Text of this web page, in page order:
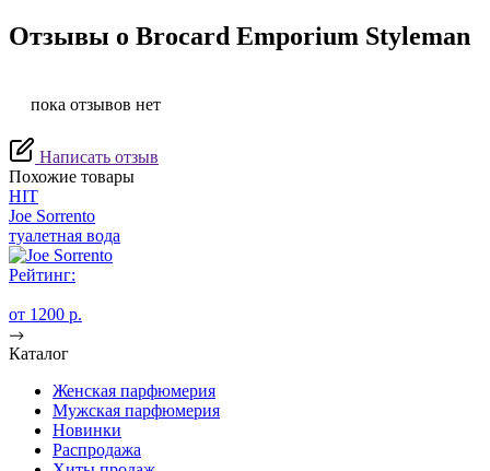
Отзывы о Brocard Emporium Styleman
пока отзывов нет
Написать отзыв
Похожие товары
HIT
Joe Sorrento
туалетная вода
Рейтинг:
от 1200 p.
Каталог
Женская парфюмерия
Мужская парфюмерия
Новинки
Распродажа